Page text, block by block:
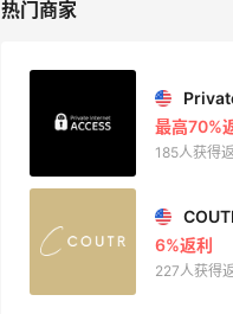
热门商家
最高70%
185人获得
6%返利
227人获得